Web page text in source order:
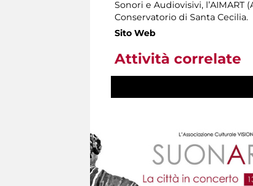
Sonori e Audiovisivi,
Conservatorio di Santa Cecilia.
Sito Web
Attività correlate